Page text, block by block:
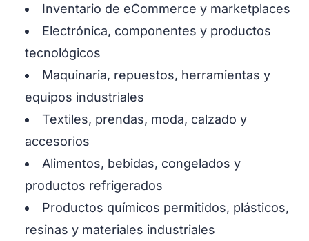
Inventario de eCommerce y marketplaces
Electrónica, componentes y productos
tecnológicos
Maquinaria, repuestos, herramientas y
equipos industriales
Textiles, prendas, moda, calzado y
accesorios
Alimentos, bebidas, congelados y
productos refrigerados
Productos químicos permitidos, plásticos,
resinas y materiales industriales